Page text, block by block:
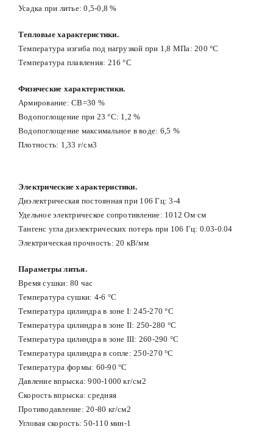
Усадка при литье: 0,5-0,8 %
Тепловые характеристики.
Температура изгиба под нагрузкой при 1,8 МПа: 200 °С
Температура плавления: 216 °С
Физические характеристики.
Армирование: СВ=30 %
Водопоглощение при 23 °С: 1,2 %
Водопоглощение максимальное в воде: 6,5 %
Плотность: 1,33 г/см3
Электрические характеристики.
Диэлектрическая постоянная при 106 Гц: 3-4
Удельное электрическое сопротивление: 1012 Ом·см
Тангенс угла диэлектрических потерь при 106 Гц: 0.03-0.04
Электрическая прочность: 20 кВ/мм
Параметры литья.
Время сушки: 80 час
Температура сушки: 4-6 °С
Температура цилиндра в зоне I: 245-270 °С
Температура цилиндра в зоне II: 250-280 °С
Температура цилиндра в зоне III: 260-290 °С
Температура цилиндра в сопле: 250-270 °С
Температура формы: 60-90 °С
Давление впрыска: 900-1000 кг/см2
Скорость впрыска: средняя
Противодавление: 20-80 кг/см2
Угловая скорость: 50-110 мин-1